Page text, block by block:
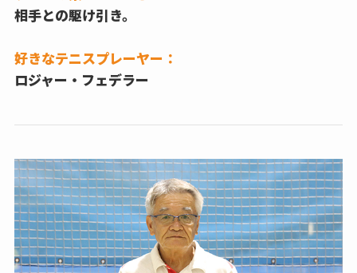
相手との駆け引き。
好きなテニスプレーヤー：
ロジャー・フェデラー